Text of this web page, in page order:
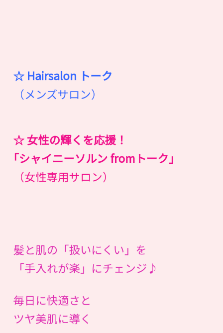
☆ Hairsalon トーク
（メンズサロン）
☆ 女性の輝くを応援！
｢シャイニーソルン fromトーク｣
（女性専用サロン）
髪と肌の「扱いにくい」を
「手入れが楽」にチェンジ♪
毎日に快適さと
ツヤ美肌に導く